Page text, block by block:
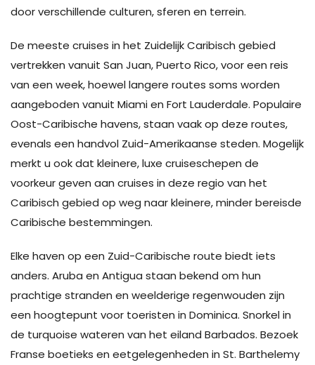
door verschillende culturen, sferen en terrein.
De meeste cruises in het Zuidelijk Caribisch gebied
vertrekken vanuit San Juan, Puerto Rico, voor een reis
van een week, hoewel langere routes soms worden
aangeboden vanuit Miami en Fort Lauderdale. Populaire
Oost-Caribische havens, staan ​​vaak op deze routes,
evenals een handvol Zuid-Amerikaanse steden. Mogelijk
merkt u ook dat kleinere, luxe cruiseschepen de
voorkeur geven aan cruises in deze regio van het
Caribisch gebied op weg naar kleinere, minder bereisde
Caribische bestemmingen.
Elke haven op een Zuid-Caribische route biedt iets
anders. Aruba en Antigua staan ​​bekend om hun
prachtige stranden en weelderige regenwouden zijn
een hoogtepunt voor toeristen in Dominica. Snorkel in
de turquoise wateren van het eiland Barbados. Bezoek
Franse boetieks en eetgelegenheden in St. Barthelemy